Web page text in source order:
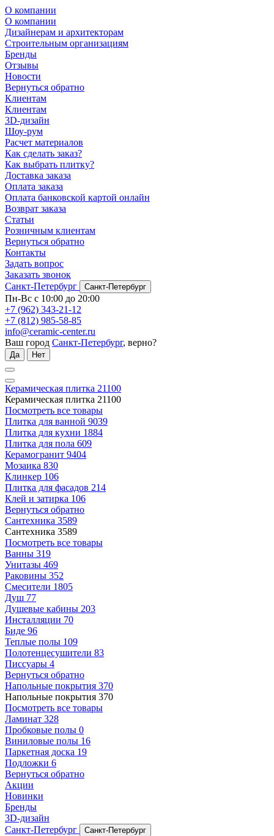
О компании
О компании
Дизайнерам и архитекторам
Строительным организациям
Бренды
Отзывы
Новости
Вернуться обратно
Клиентам
Клиентам
3D-дизайн
Шоу-рум
Расчет материалов
Как сделать заказ?
Как выбрать плитку?
Доставка заказа
Оплата заказа
Оплата банковской картой онлайн
Возврат заказа
Статьи
Розничным клиентам
Вернуться обратно
Контакты
Задать вопрос
Заказать звонок
Санкт-Петербург
Санкт-Петербург
Пн-Вс с 10:00 до 20:00
+7 (962) 343-21-12
+7 (812) 985-58-85
info@ceramic-center.ru
Ваш город Санкт-Петербург, верно?
Да Нет
Керамическая плитка 21100
Керамическая плитка 21100
Посмотреть все товары
Плитка для ванной 9039
Плитка для кухни 1884
Плитка для пола 609
Керамогранит 9404
Мозаика 830
Клинкер 106
Плитка для фасадов 214
Клей и затирка 106
Вернуться обратно
Сантехника 3589
Сантехника 3589
Посмотреть все товары
Ванны 319
Унитазы 469
Раковины 352
Смесители 1805
Душ 77
Душевые кабины 203
Инсталляции 70
Биде 96
Теплые полы 109
Полотенцесушители 83
Писсуары 4
Вернуться обратно
Напольные покрытия 370
Напольные покрытия 370
Посмотреть все товары
Ламинат 328
Пробковые полы 0
Виниловые полы 16
Паркетная доска 19
Подложки 6
Вернуться обратно
Акции
Новинки
Бренды
3D-дизайн
Санкт-Петербург
Санкт-Петербург